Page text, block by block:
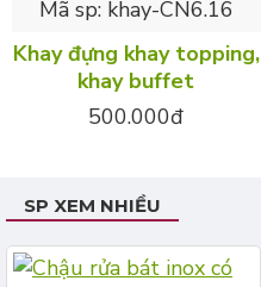
Mã sp: khay-CN6.16
Khay đựng khay topping,
khay buffet
500.000đ
SP XEM NHIỀU